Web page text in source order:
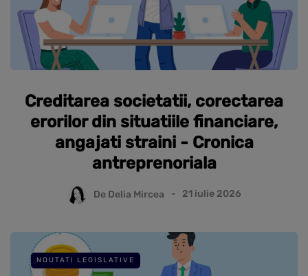
Creditarea societatii, corectarea
erorilor din situatiile financiare,
angajati straini - Cronica
antreprenoriala
De Delia Mircea 21 iulie 2026
NOUTATI LEGISLATIVE